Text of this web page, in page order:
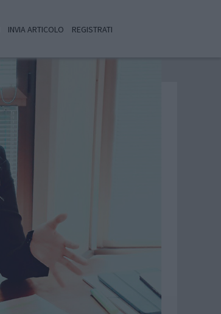
INVIA ARTICOLO REGISTRATI